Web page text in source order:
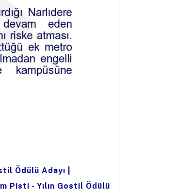
Ödülü Adayı
Pisti - Yılın Gostil Ödülü